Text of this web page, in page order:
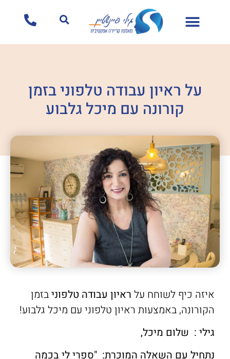
על ראיון עבודה טלפוני בזמן
קורונה עם מיכל גלבוע
איזה כיף לשוחח על ראיון עבודה טלפוניבזמן
הקורונה, באמצעות ראיון טלפוני עם מיכל גלבוע!
גילי : שלום מיכל,
נתחיל עם השאלה המוכרת: "ספרי לי בכמה